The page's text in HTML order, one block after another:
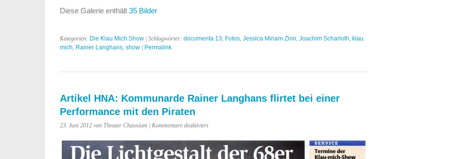
Diese Galerie enthält 35 Bilder
Kategorien: Die Klau Mich Show | Schlagwörter: documenta 13 Fotos Jessica Miriam Zinn Joachim Scharloth klau
mich Rainer Langhans show | Permalink
Artikel HNA: Kommunarde Rainer Langhans flirtet bei einer
Performance mit den Piraten
23. Juni 2012 von Theater Chaosium | Kommentare deaktiviertfür
HNA:
Kommunarde